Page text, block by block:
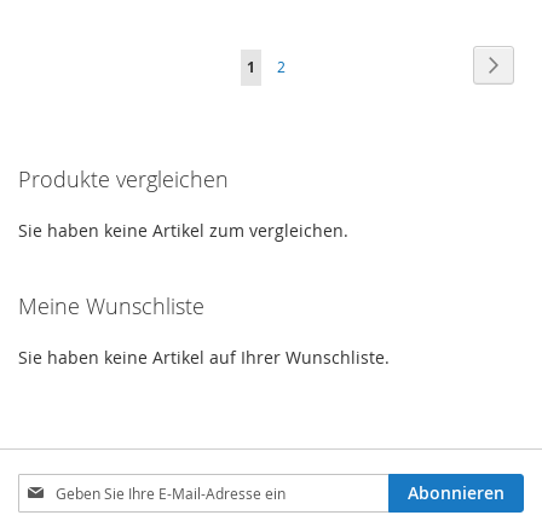
Sie
1 Seite
2
Produkte vergleichen
Sie haben keine Artikel zum vergleichen.
Meine Wunschliste
Sie haben keine Artikel auf Ihrer Wunschliste.
Melden
Sie
Abonnieren